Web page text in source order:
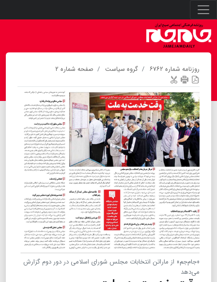
روزنامه شماره ۶۷۶۲ گروه سیاست صفحه شماره ۲
«جام‌جم» از ماراتن انتخابات مجلس شورای اسلامی در دور دوم گزارش
می‌دهد